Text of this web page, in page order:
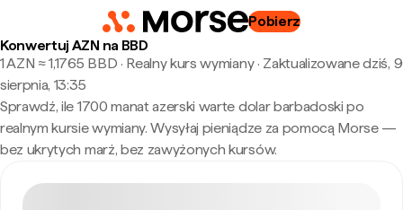
Pobierz
Konwertuj AZN na BBD
1 AZN ≈ 1,1765 BBD · Realny kurs wymiany· Zaktualizowane dziś, 9
sierpnia, 13:35
Sprawdź, ile 1700 manat azerski warte dolar barbadoski po
realnym kursie wymiany. Wysyłaj pieniądze za pomocą Morse —
bez ukrytych marż, bez zawyżonych kursów.